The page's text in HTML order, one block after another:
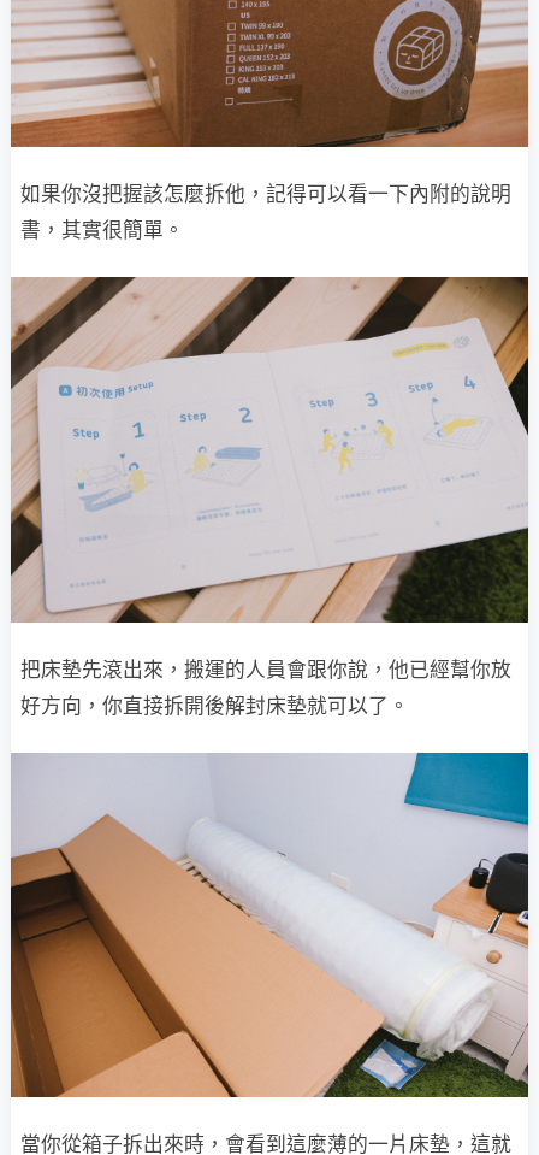
如果你沒把握該怎麼拆他，記得可以看一下內附的說明
書，其實很簡單。
把床墊先滾出來，搬運的人員會跟你說，他已經幫你放
好方向，你直接拆開後解封床墊就可以了。
當你從箱子拆出來時，會看到這麼薄的一片床墊，這就